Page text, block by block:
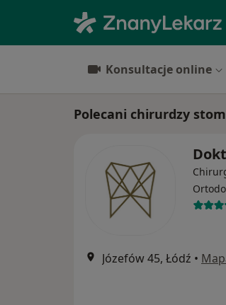
Konsultacje online
Polecani chirurdzy
Józefów 45, Łódź •